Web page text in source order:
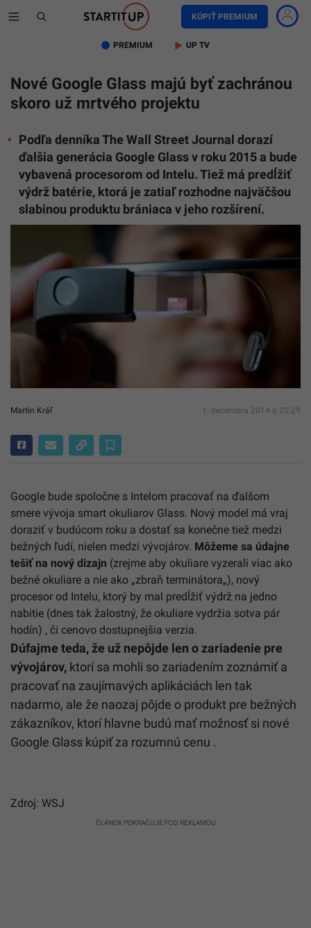
KÚPIŤ PREMIUM
PREMIUM UP TV
Nové Google Glass majú byť zachránou
skoro už mrtvého projektu
Podľa denníka The Wall Street Journal dorazí
ďalšia generácia Google Glass v roku 2015 a bude
vybavená procesorom od Intelu. Tiež má predĺžiť
výdrž batérie, ktorá je zatiaľ rozhodne najväčšou
slabinou produktu brániaca v jeho rozšírení.
Martin Kráľ 1. decembra 2014 o 20:29
Google bude spoločne s Intelom pracovať na ďalšom
smere vývoja smart okuliarov Glass. Nový model má vraj
doraziť v budúcom roku a dostať sa konečne tiež medzi
bežných ľudí, nielen medzi vývojárov. Môžeme sa údajne
tešiť na nový dizajn (zrejme aby okuliare vyzerali viac ako
bežné okuliare a nie ako „zbraň terminátora„), nový
procesor od Intelu, ktorý by mal predĺžiť výdrž na jedno
nabitie (dnes tak žalostný, že okuliare vydržia sotva pár
hodín) , či cenovo dostupnejšia verzia.
Dúfajmeteda,že už nepôjde len ozariadenie pre
vývojárov, ktorí sa mohli so zariadením zoznámiť a
pracovať na zaujímavých aplikáciách len tak
nadarmo, ale že naozaj pôjde o produkt pre bežných
zákazníkov, ktorí hlavne budú mať možnosť si nové
Google Glass kúpiť za rozumnú cenu .
Zdroj: WSJ
ČLÁNOK POKRAČUJE POD REKLAMOU